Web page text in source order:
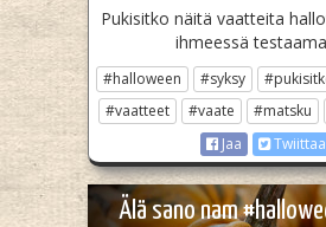
Pukisitko näitä vaatteita
ihmeessä
#halloween #syksy
#vaatteet
#vaate #matsku
Jaa
Twiittaa
Älä sano nam